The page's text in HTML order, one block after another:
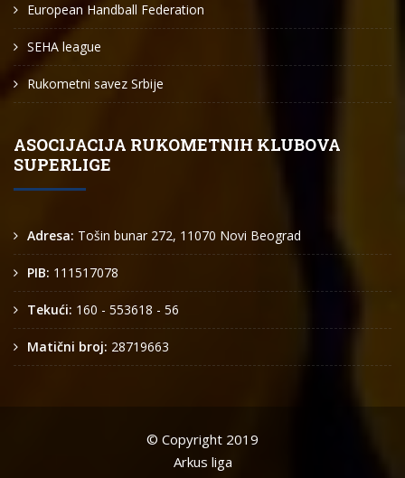
European Handball Federation
SEHA league
Rukometni savez Srbije
ASOCIJACIJA RUKOMETNIH KLUBOVA
SUPERLIGE
Adresa: Tošin bunar 272, 11070 Novi Beograd
PIB: 111517078
Tekući: 160 - 553618 - 56
Matični broj: 28719663
© Copyright 2019
Arkus liga